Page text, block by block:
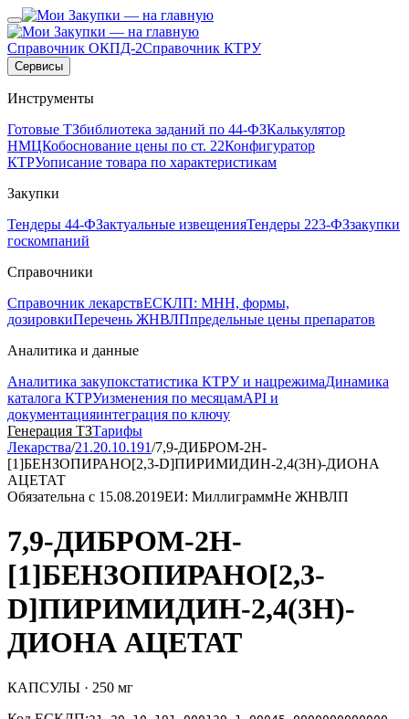
Справочник ОКПД-2Справочник КТРУ
Сервисы
Инструменты
Готовые ТЗбиблиотека заданий по 44-ФЗКалькулятор
НМЦКобоснование цены по ст. 22Конфигуратор
КТРУописание товара по характеристикам
Закупки
Тендеры 44-ФЗактуальные извещенияТендеры 223-ФЗзакупки
госкомпаний
Справочники
Справочник лекарствЕСКЛП: МНН, формы,
дозировкиПеречень ЖНВЛПпредельные цены препаратов
Аналитика и данные
Аналитика закупокстатистика КТРУ и нацрежимаДинамика
каталога КТРУизменения по месяцамAPI и
документацияинтеграция по ключу
Генерация ТЗТарифы
Лекарства/21.20.10.191/7,9-ДИБРОМ-2Н-
[1]БЕНЗОПИРАНО[2,3-D]ПИРИМИДИН-2,4(3Н)-ДИОНА
АЦЕТАТ
Обязательна с 15.08.2019ЕИ: МиллиграммНе ЖНВЛП
7,9-ДИБРОМ-2Н-
[1]БЕНЗОПИРАНО[2,3-
D]ПИРИМИДИН-2,4(3Н)-
ДИОНА АЦЕТАТ
КАПСУЛЫ · 250 мг